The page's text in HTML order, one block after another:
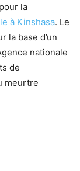
la
à Kinshasa. Le
la base d’un
nationale
de
meurtre